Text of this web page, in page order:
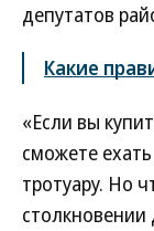
депутатов
Какие
«Если вы
сможете
тротуару. Но